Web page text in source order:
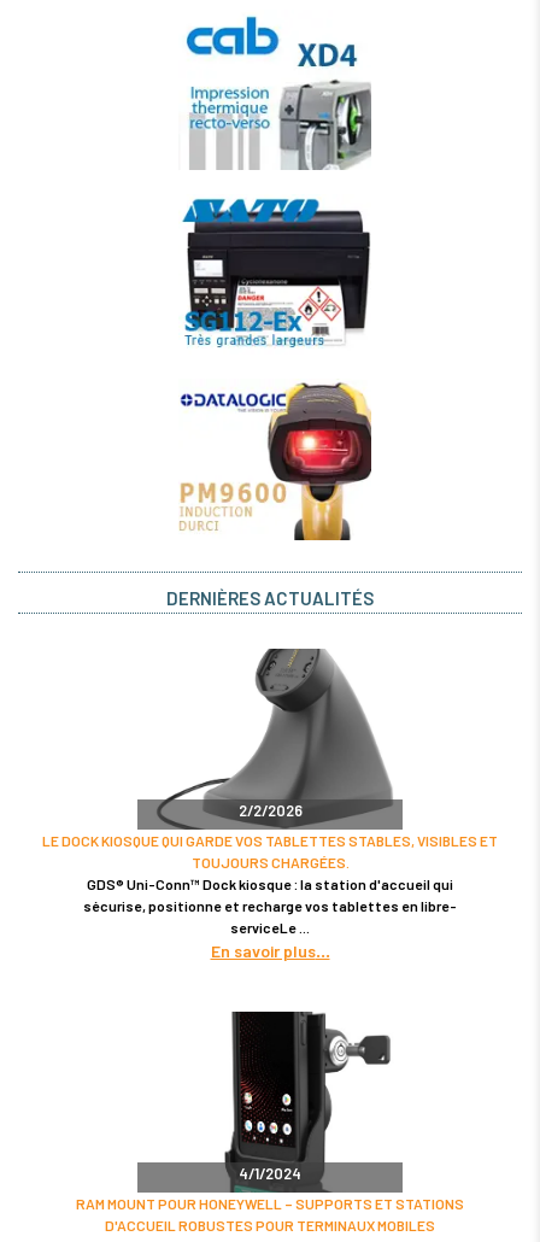
DERNIÈRES ACTUALITÉS
2/2/2026
LE DOCK KIOSQUE QUI GARDE VOS TABLETTES STABLES, VISIBLES ET
TOUJOURS CHARGÉES.
GDS® Uni-Conn™ Dock kiosque : la station d'accueil qui
sécurise, positionne et recharge vos tablettes en libre-
serviceLe
En savoir plus
4/1/2024
RAM MOUNT POUR HONEYWELL – SUPPORTS ET STATIONS
D'ACCUEIL ROBUSTES POUR TERMINAUX MOBILES